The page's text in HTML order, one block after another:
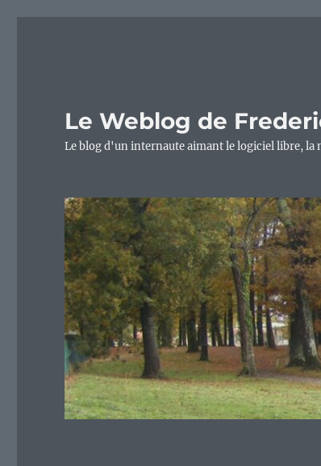
Le Weblog de
Le blog d'un internaute aimant le logiciel libre,